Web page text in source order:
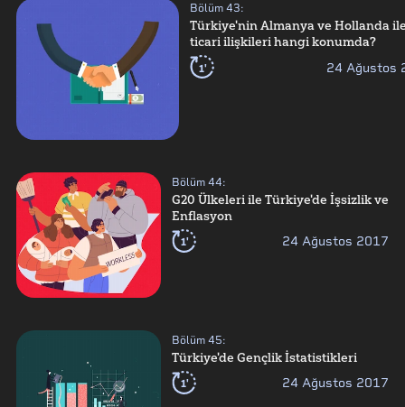
Bölüm 43:
Türkiye'nin Almanya ve Hollanda
ticari ilişkileri hangi konumda?
1' 24 Ağustos
Bölüm 44:
G20 Ülkeleri ile Türkiye'de İşsizlik ve
Enflasyon
1' 24 Ağustos 2017
Bölüm 45:
Türkiye'de Gençlik İstatistikleri
1' 24 Ağustos 2017